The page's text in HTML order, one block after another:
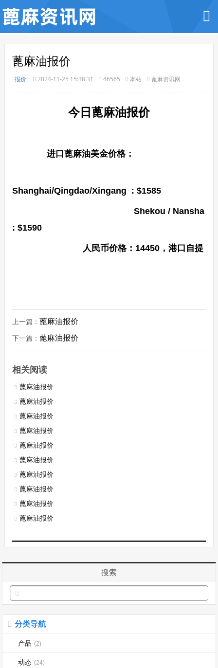
蓖麻油报价
报价 2024-11-25 15:38:31 46565 本站 蓖麻资讯网
今日蓖麻油报价
进口蓖麻油美金价格：
Shanghai/Qingdao/Xingang : $1585
Shekou / Nansha
: $1590
人民币价格：14450，港口自提
上一篇： 蓖麻油报价
下一篇： 蓖麻油报价
相关阅读
蓖麻油报价
蓖麻油报价
蓖麻油报价
蓖麻油报价
蓖麻油报价
蓖麻油报价
蓖麻油报价
蓖麻油报价
蓖麻油报价
蓖麻油报价
搜索
分类导航
产品 (2)
动态 (24)